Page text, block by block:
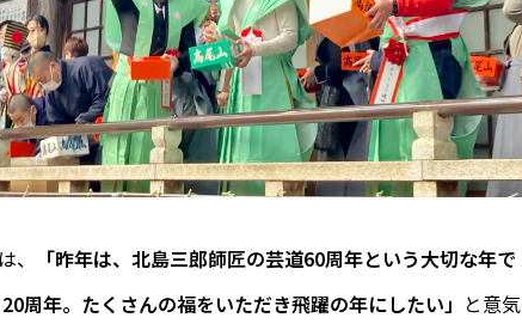
、
「昨年は、北島三郎師匠の芸道60周年という大切な年で
周年。たくさんの福をいただき飛躍の年にしたい」 と意気